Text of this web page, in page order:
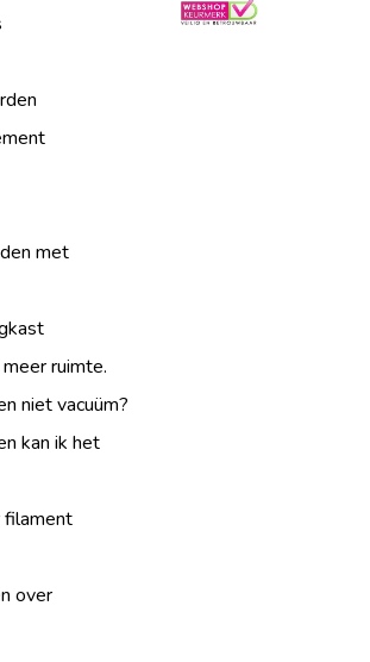
met
ruimte.
niet vacuüm?
kan ik het
filament
over